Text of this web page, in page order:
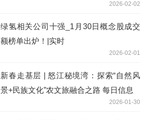
2026-02-02
绿氢相关公司十强_1月30日概念股成交
额榜单出炉！|实时
2026-02-01
新春走基层 | 怒江秘境湾：探索“自然风
景+民族文化”农文旅融合之路 每日信息
2026-01-30